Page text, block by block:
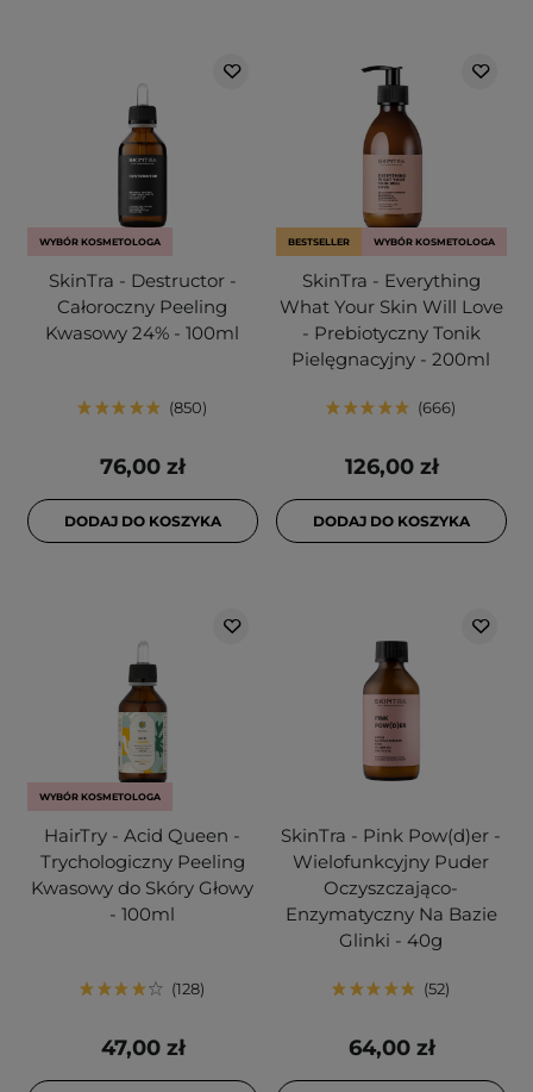
WYBÓR KOSMETOLOGA
SkinTra - Destructor -
Całoroczny Peeling
Kwasowy 24% - 100ml
850
76,00 zł
DODAJ DO KOSZYKA
BESTSELLER WYBÓR KOSMETOLOGA
SkinTra - Everything
What Your Skin Will Love
- Prebiotyczny Tonik
Pielęgnacyjny - 200ml
666
126,00 zł
DODAJ DO KOSZYKA
WYBÓR KOSMETOLOGA
HairTry - Acid Queen -
Trychologiczny Peeling
Kwasowy do Skóry Głowy
- 100ml
128
47,00 zł
SkinTra - Pink Pow(d)er -
Wielofunkcyjny Puder
Oczyszczająco-
Enzymatyczny Na Bazie
Glinki - 40g
52
64,00 zł